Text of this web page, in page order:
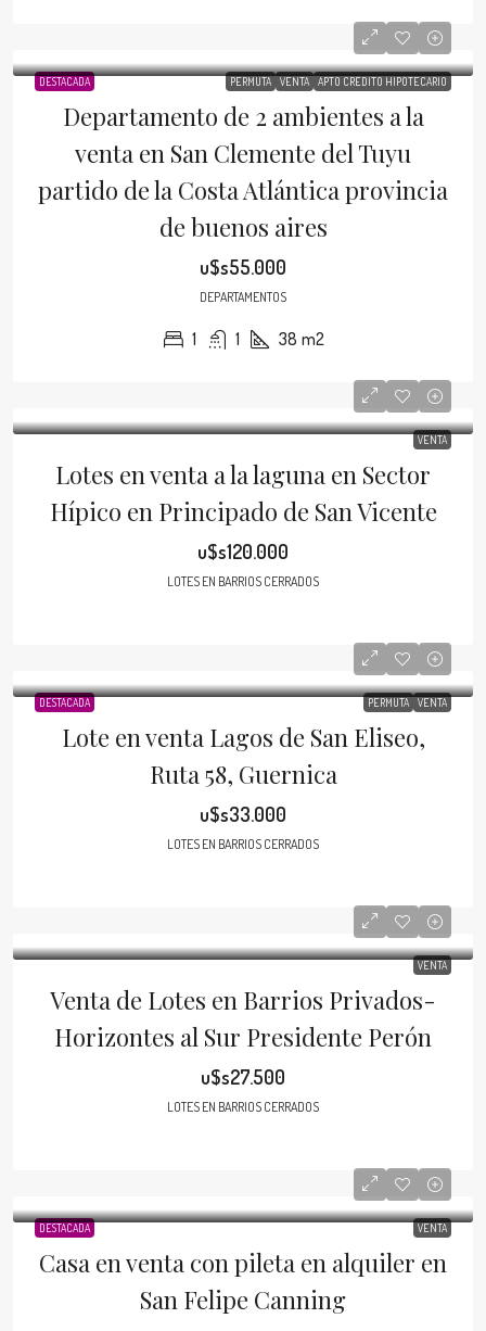
DESTACADA PERMUTA VENTA APTO CRÉDITO HIPOTECARIO
Departamento de 2 ambientes a la
venta en San Clemente del Tuyu
partido de la Costa Atlántica provincia
de buenos aires
u$s55.000
DEPARTAMENTOS
1 1 38 m2
VENTA
Lotes en venta a la laguna en Sector
Hípico en Principado de San Vicente
u$s120.000
LOTES EN BARRIOS CERRADOS
DESTACADA PERMUTA VENTA
Lote en venta Lagos de San Eliseo,
Ruta 58, Guernica
u$s33.000
LOTES EN BARRIOS CERRADOS
VENTA
Venta de Lotes en Barrios Privados-
Horizontes al Sur Presidente Perón
u$s27.500
LOTES EN BARRIOS CERRADOS
DESTACADA VENTA
Casa en venta con pileta en alquiler en
San Felipe Canning